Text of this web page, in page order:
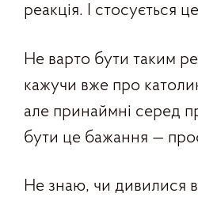
реакція. І стосується
Не варто бути таким
кажучи вже про
але принаймні серед
бути це бажання —
Не знаю, чи дивилися